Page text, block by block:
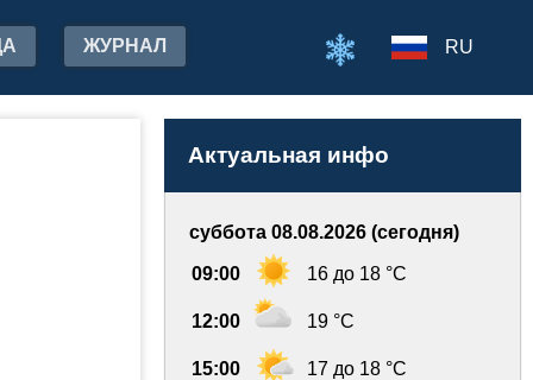
ЖУРНАЛ RU
Актуальная инфо
суббота 08.08.2026 (сегодня)
09:00 16 до 18 °C
12:00 19 °C
15:00 17 до 18 °C